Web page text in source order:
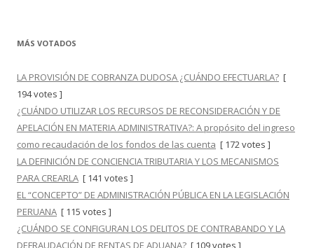
MÁS VOTADOS
LA PROVISIÓN DE COBRANZA DUDOSA ¿CUÁNDO EFECTUARLA? [
194 votes ]
¿CUÁNDO UTILIZAR LOS RECURSOS DE RECONSIDERACIÓN Y DE
APELACIÓN EN MATERIA ADMINISTRATIVA?: A propósito del ingreso
como recaudación de los fondos de las cuenta [ 172 votes ]
LA DEFINICIÓN DE CONCIENCIA TRIBUTARIA Y LOS MECANISMOS
PARA CREARLA [ 141 votes ]
EL “CONCEPTO” DE ADMINISTRACIÓN PÚBLICA EN LA LEGISLACIÓN
PERUANA [ 115 votes ]
¿CUÁNDO SE CONFIGURAN LOS DELITOS DE CONTRABANDO Y LA
DEFRAUDACIÓN DE RENTAS DE ADUANA? [ 109 votes ]